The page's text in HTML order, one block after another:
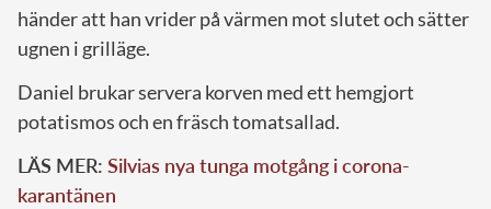
händer att han vrider på värmen mot slutet och sätter
ugnen i grilläge.
Daniel brukar servera korven med ett hemgjort
potatismos och en fräsch tomatsallad.
LÄS MER: Silvias nya tunga motgång i corona-
karantänen